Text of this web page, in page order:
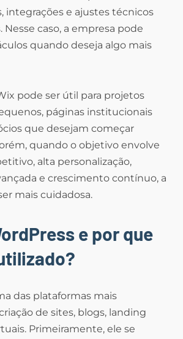
integrações e ajustes técnicos
caso, a empresa pode
quando deseja algo mais
pode ser útil para projetos
páginas institucionais
que desejam começar
quando o objetivo envolve
alta personalização,
e crescimento contínuo, a
mais cuidadosa.
e por que
das plataformas mais
de sites, blogs, landing
Primeiramente, ele se